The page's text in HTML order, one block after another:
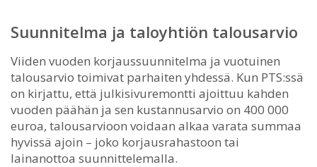
Suunnitelma ja taloyhtiön talousarvio
Viiden vuoden korjaussuunnitelma ja vuotuinen
talousarvio toimivat parhaiten yhdessä. Kun PTS:ssä
on kirjattu, että julkisivuremontti ajoittuu kahden
vuoden päähän ja sen kustannusarvio on 400 000
euroa, talousarvioon voidaan alkaa varata summaa
hyvissä ajoin – joko korjausrahastoon tai
lainanottoa suunnittelemalla.